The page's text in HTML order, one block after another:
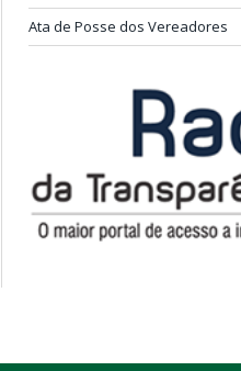
Ata de Posse dos Vereadores